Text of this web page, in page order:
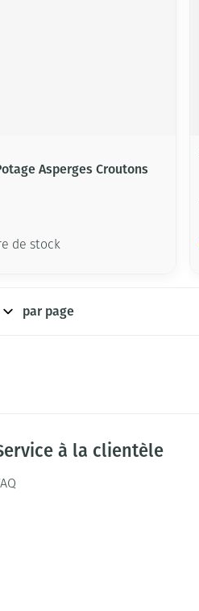
Asperges Croutons
de stock
par page
à la clientèle